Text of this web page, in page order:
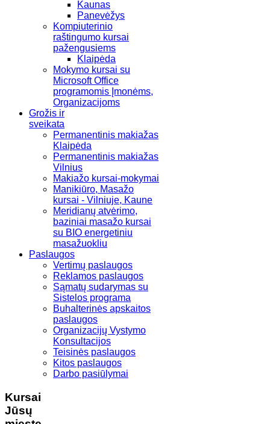
Kaunas
Panevėžys
Kompiuterinio
raštingumo kursai
pažengusiems
Klaipėda
Mokymo kursai su
Microsoft Office
programomis Įmonėms,
Organizacijoms
Grožis ir
sveikata
Permanentinis makiažas
Klaipėda
Permanentinis makiažas
Vilnius
Makiažo kursai-mokymai
Manikiūro, Masažo
kursai - Vilniuje, Kaune
Meridianų atvėrimo,
baziniai masažo kursai
su BIO energetiniu
masažuokliu
Paslaugos
Vertimų paslaugos
Reklamos paslaugos
Sąmatų sudarymas su
Sistelos programa
Buhalterinės apskaitos
paslaugos
Organizacijų Vystymo
Konsultacijos
Teisinės paslaugos
Kitos paslaugos
Darbo pasiūlymai
Kursai
Jūsų